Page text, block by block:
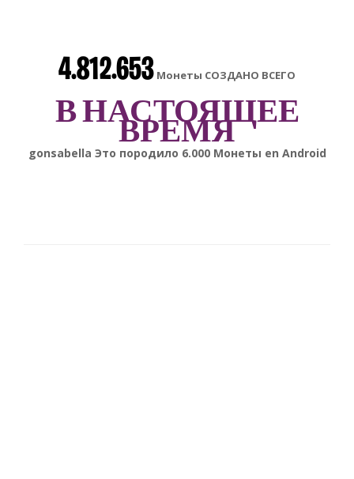
4.812.653 Монеты СОЗДАНО ВСЕГО
В НАСТОЯЩЕЕ
ВРЕМЯ
gonsabella Это породило 6.000Монеты en Android